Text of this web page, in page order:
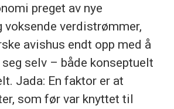
preget av nye
voksende verdistrømmer,
avishus endt opp med å
selv – både konseptuelt
Jada: En faktor er at
som før var knyttet til